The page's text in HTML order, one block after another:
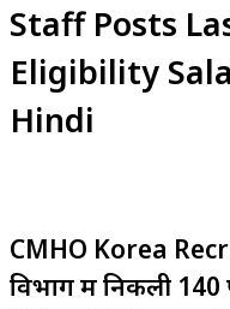
Staff Posts
Eligibility
Hindi
CMHO Korea
विभाग में निकली 140